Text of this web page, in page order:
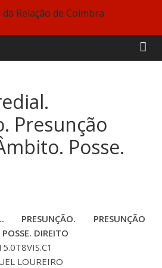
Presunção
Posse.
PRESUNÇÃO. PRESUNÇÃO
DIREITO
LOUREIRO